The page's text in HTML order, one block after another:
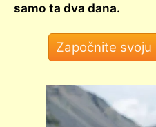
samo ta dva dana.